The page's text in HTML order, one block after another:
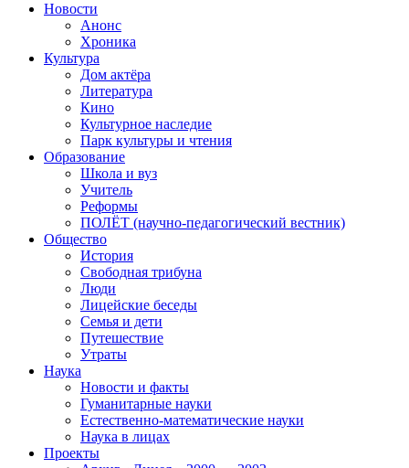
Новости
Анонс
Хроника
Культура
Дом актёра
Литература
Кино
Культурное наследие
Парк культуры и чтения
Образование
Школа и вуз
Учитель
Реформы
ПОЛЁТ (научно-педагогический вестник)
Общество
История
Свободная трибуна
Люди
Лицейские беседы
Семья и дети
Путешествие
Утраты
Наука
Новости и факты
Гуманитарные науки
Естественно-математические науки
Наука в лицах
Проекты